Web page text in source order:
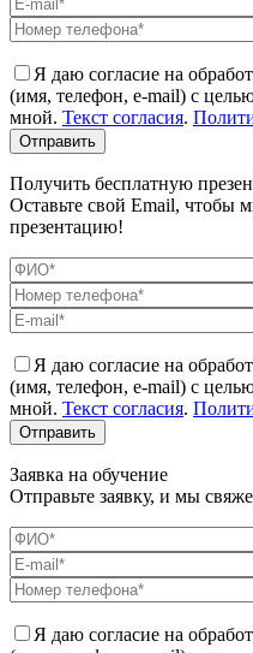
Я даю согласие на
(имя, телефон, e-mail) с
мной. Текст согласия.
Получить бесплатную
Оставьте свой Email, чтобы
презентацию!
Я даю согласие на
(имя, телефон, e-mail) с
мной. Текст согласия.
Заявка на обучение
Отправьте заявку, и мы
Я даю согласие на